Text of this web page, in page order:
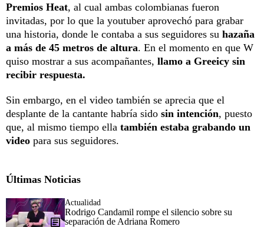
Premios Heat, al cual ambas colombianas fueron
invitadas, por lo que la youtuber aprovechó para grabar
una historia, donde le contaba a sus seguidores su hazaña
a más de 45 metros de altura. En el momento en que W
quiso mostrar a sus acompañantes, llamo a Greeicy sin
recibir respuesta.
Sin embargo, en el video también se aprecia que el
desplante de la cantante habría sido sin intención, puesto
que, al mismo tiempo ella también estaba grabando un
video para sus seguidores.
Últimas Noticias
Actualidad
Rodrigo Candamil rompe el silencio sobre su
separación de Adriana Romero